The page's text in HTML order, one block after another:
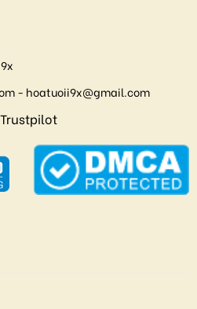
- hoatuoii9x@gmail.com
Trustpilot